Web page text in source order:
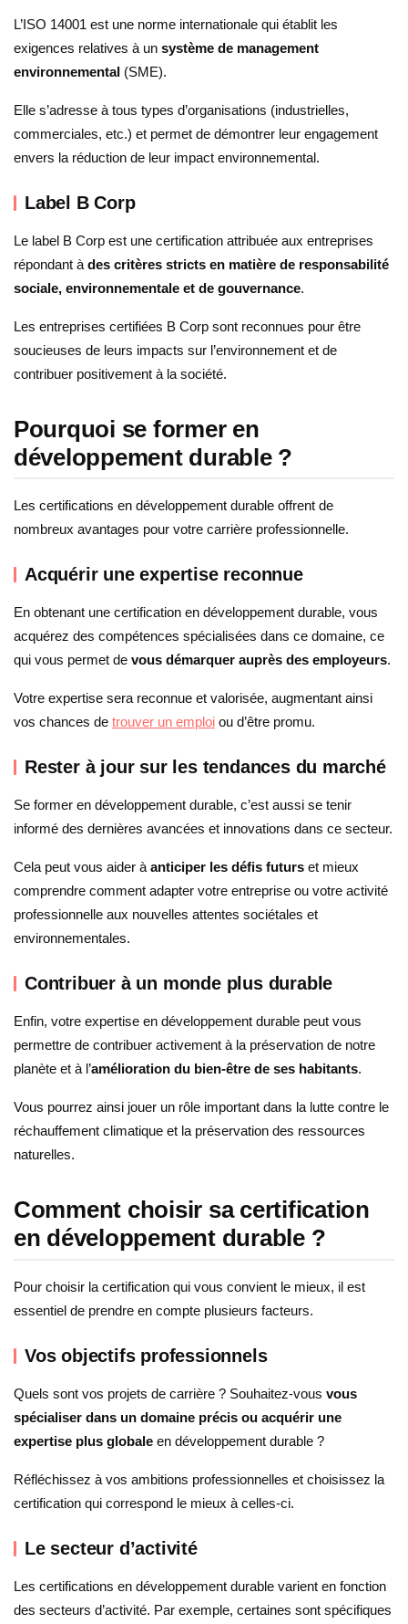
L’ISO 14001 est une norme internationale qui établit les
exigences relatives à un système de management
environnemental (SME).
Elle s’adresse à tous types d’organisations (industrielles,
commerciales, etc.) et permet de démontrer leur engagement
envers la réduction de leur impact environnemental.
Label B Corp
Le label B Corp est une certification attribuée aux entreprises
répondant à des critères stricts en matière de responsabilité
sociale, environnementale et de gouvernance.
Les entreprises certifiées B Corp sont reconnues pour être
soucieuses de leurs impacts sur l’environnement et de
contribuer positivement à la société.
Pourquoi se former en
développement durable ?
Les certifications en développement durable offrent de
nombreux avantages pour votre carrière professionnelle.
Acquérir une expertise reconnue
En obtenant une certification en développement durable, vous
acquérez des compétences spécialisées dans ce domaine, ce
qui vous permet de vous démarquer auprès des employeurs.
Votre expertise sera reconnue et valorisée, augmentant ainsi
vos chances de trouver un emploi ou d’être promu.
Rester à jour sur les tendances du marché
Se former en développement durable, c’est aussi se tenir
informé des dernières avancées et innovations dans ce secteur.
Cela peut vous aider àanticiper les défis futurs et mieux
comprendre comment adapter votre entreprise ou votre activité
professionnelle aux nouvelles attentes sociétales et
environnementales.
Contribuer à un monde plus durable
Enfin, votre expertise en développement durable peut vous
permettre de contribuer activement à la préservation de notre
planète et à l’amélioration du bien-être de ses habitants.
Vous pourrez ainsi jouer un rôle important dans la lutte contre le
réchauffement climatique et la préservation des ressources
naturelles.
Comment choisir sa certification
en développement durable ?
Pour choisir la certification qui vous convient le mieux, il est
essentiel de prendre en compte plusieurs facteurs.
Vos objectifs professionnels
Quels sont vos projets de carrière ? Souhaitez-vous vous
spécialiser dans un domaine précis ou acquérir une
expertise plus globale en développement durable ?
Réfléchissez à vos ambitions professionnelles et choisissez la
certification qui correspond le mieux à celles-ci.
Le secteur d’activité
Les certifications en développement durable varient en fonction
des secteurs d’activité. Par exemple, certaines sont spécifiques